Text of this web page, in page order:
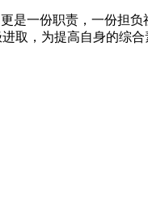
是一份职责，一份担
取，为提高自身的综